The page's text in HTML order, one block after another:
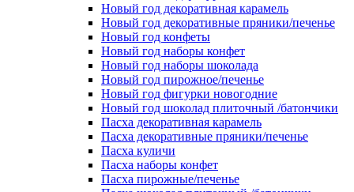
Новый год декоративная карамель
Новый год декоративные пряники/печенье
Новый год конфеты
Новый год наборы конфет
Новый год наборы шоколада
Новый год пирожное/печенье
Новый год фигурки новогодние
Новый год шоколад плиточный /батончики
Пасха декоративная карамель
Пасха декоративные пряники/печенье
Пасха куличи
Пасха наборы конфет
Пасха пирожные/печенье